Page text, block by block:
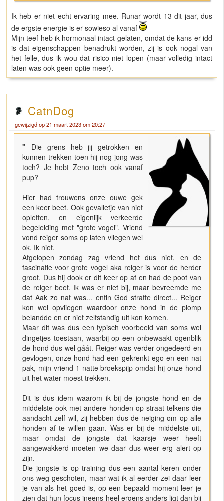
Ik heb er niet echt ervaring mee. Runar wordt 13 dit jaar, dus
de ergste energie is er sowieso al vanaf
Mijn teef heb ik hormonaal intact gelaten, omdat de kans er idd
is dat eigenschappen benadrukt worden, zij is ook nogal van
het felle, dus ik wou dat risico niet lopen (maar volledig intact
laten was ook geen optie meer).
CatnDog
gewijzigd op 21 maart 2023 om 20:27
" Die grens heb jij getrokken en
kunnen trekken toen hij nog jong was
toch? Je hebt Zeno toch ook vanaf
pup?
Hier had trouwens onze ouwe gek
een keer beet. Ook gevalletje van niet
opletten, en eigenlijk verkeerde
begeleiding met "grote vogel". Vriend
vond reiger soms op laten vliegen wel
ok. Ik niet.
Afgelopen zondag zag vriend het dus niet, en de
fascinatie voor grote vogel aka reiger is voor de herder
groot. Dus hij dook er dit keer op af en had de poot van
de reiger beet. Ik was er niet bij, maar bevreemde me
dat Aak zo nat was... enfin God strafte direct... Reiger
kon wel opvliegen waardoor onze hond in de plomp
belandde en er niet zelfstandig uit kon komen.
Maar dit was dus een typisch voorbeeld van soms wel
dingetjes toestaan, waarbij op een onbewaakt ogenblik
de hond dus wel gáát. Reiger was verder ongedeerd en
gevlogen, onze hond had een gekrenkt ego en een nat
pak, mijn vriend 1 natte broekspijp omdat hij onze hond
uit het water moest trekken.
---
Dit is dus idem waarom ik bij de jongste hond en de
middelste ook met andere honden op straat telkens die
aandacht zelf wil, zij hebben dus de neiging om op alle
honden af te willen gaan. Was er bij de middelste uit,
maar omdat de jongste dat kaarsje weer heeft
aangewakkerd moeten we daar dus weer erg alert op
zijn.
Die jongste is op training dus een aantal keren onder
ons weg geschoten, maar wat ik al eerder zei daar leer
je van als het goed is, op een bepaald moment leer je
zien dat hun focus ineens heel ergens anders ligt dan bij